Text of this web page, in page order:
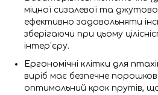
міцної сизалевої та
ефективно задовольняти
зберігаючи при цьому
інтер'єру.
Ергономічні клітки для
виріб має безпечне
оптимальний крок прутів,